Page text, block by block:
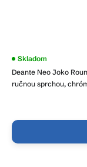
Deante Neo Joko
ručnou sprchou,
Skladom